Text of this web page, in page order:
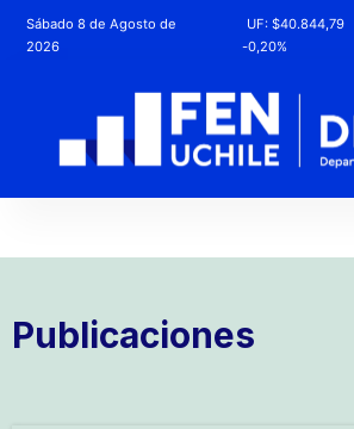
Sábado 8 de Agosto de
2026
UF:$40.844,79
-0,20%
Publicaciones